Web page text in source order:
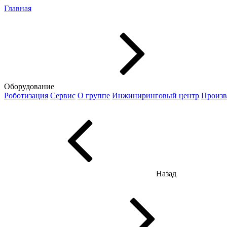
Главная
Оборудование
Роботизация Сервис О группе Инжиниринговый центр
Назад